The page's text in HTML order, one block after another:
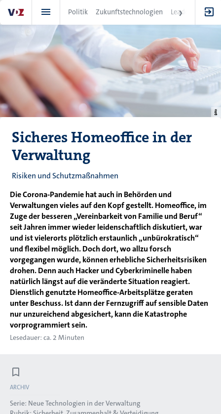
zum
Inhalt
Politik Zukunftstechnologien Leadership
Sicheres Homeoffice in der
Verwaltung
Risiken und Schutzmaßnahmen
Die Corona-Pandemie hat auch in Behörden und
Verwaltungen vieles auf den Kopf gestellt. Homeoffice, im
Zuge der besseren „Vereinbarkeit von Familie und Beruf“
seit Jahren immer wieder leidenschaftlich diskutiert, war
und ist vielerorts plötzlich erstaunlich „unbürokratisch“
und flexibel möglich. Doch dort, wo allzu forsch
vorgegangen wurde, können erhebliche Sicherheitsrisiken
drohen. Denn auch Hacker und Cyberkriminelle haben
natürlich längst auf die veränderte Situation reagiert.
Dienstlich genutzte Homeoffice-Arbeitsplätze geraten
unter Beschuss. Ist dann der Fernzugriff auf sensible Daten
nur unzureichend abgesichert, kann die Katastrophe
vorprogrammiert sein.
Lesedauer: ca. 2 Minuten
ARCHIV
Serie: Neue Technologien in der Verwaltung